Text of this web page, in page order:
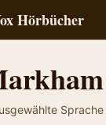
Hörbücher